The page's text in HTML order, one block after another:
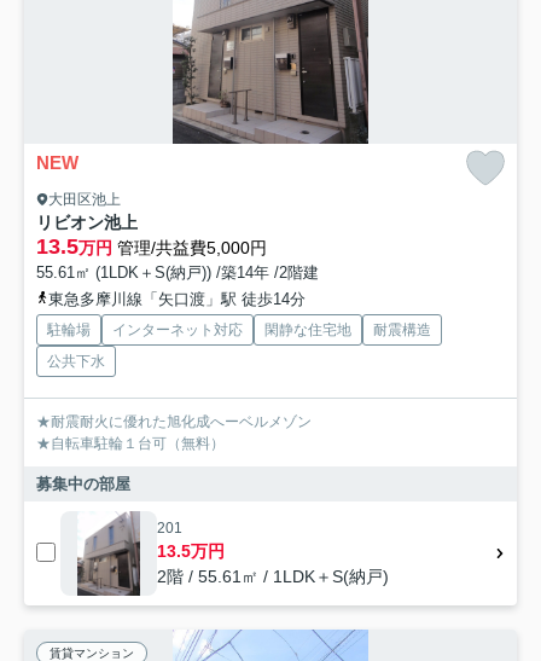
NEW
大田区池上
リビオン池上
13.5万円 管理/共益費5,000円
55.61㎡ (1LDK＋S(納戸)) /築14年 /2階建
東急多摩川線「矢口渡」駅 徒歩14分
駐輪場 インターネット対応 閑静な住宅地
耐震構造
公共下水
★耐震耐火に優れた旭化成へーベルメゾン
★自転車駐輪１台可（無料）
募集中の部屋
201
13.5万円
2階 / 55.61㎡ / 1LDK＋S(納戸)
賃貸マンション